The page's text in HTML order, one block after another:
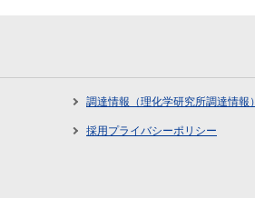
調達情報（理化学研究所調達情報）
採用プライバシーポリシー